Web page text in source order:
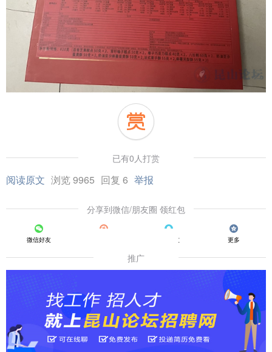
已有0人打赏
阅读原文 浏览 9965 回复 6 举报
分享到微信/朋友圈 领红包
微信好友 QQ好友 更多
推广